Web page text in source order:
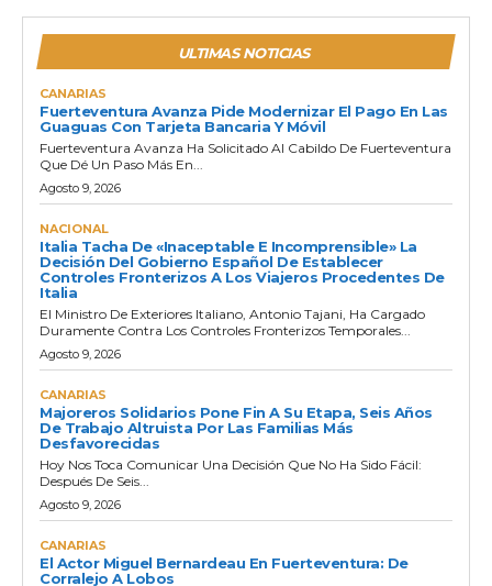
ULTIMAS NOTICIAS
CANARIAS
Fuerteventura Avanza Pide Modernizar El Pago En Las
Guaguas Con Tarjeta Bancaria Y Móvil
Fuerteventura Avanza Ha Solicitado Al Cabildo De Fuerteventura
Que Dé Un Paso Más En...
Agosto 9, 2026
NACIONAL
Italia Tacha De «inaceptable E Incomprensible» La
Decisión Del Gobierno Español De Establecer
Controles Fronterizos A Los Viajeros Procedentes De
Italia
El Ministro De Exteriores Italiano, Antonio Tajani, Ha Cargado
Duramente Contra Los Controles Fronterizos Temporales...
Agosto 9, 2026
CANARIAS
Majoreros Solidarios Pone Fin A Su Etapa, Seis Años
De Trabajo Altruista Por Las Familias Más
Desfavorecidas
Hoy Nos Toca Comunicar Una Decisión Que No Ha Sido Fácil:
Después De Seis...
Agosto 9, 2026
CANARIAS
El Actor Miguel Bernardeau En Fuerteventura: De
Corralejo A Lobos